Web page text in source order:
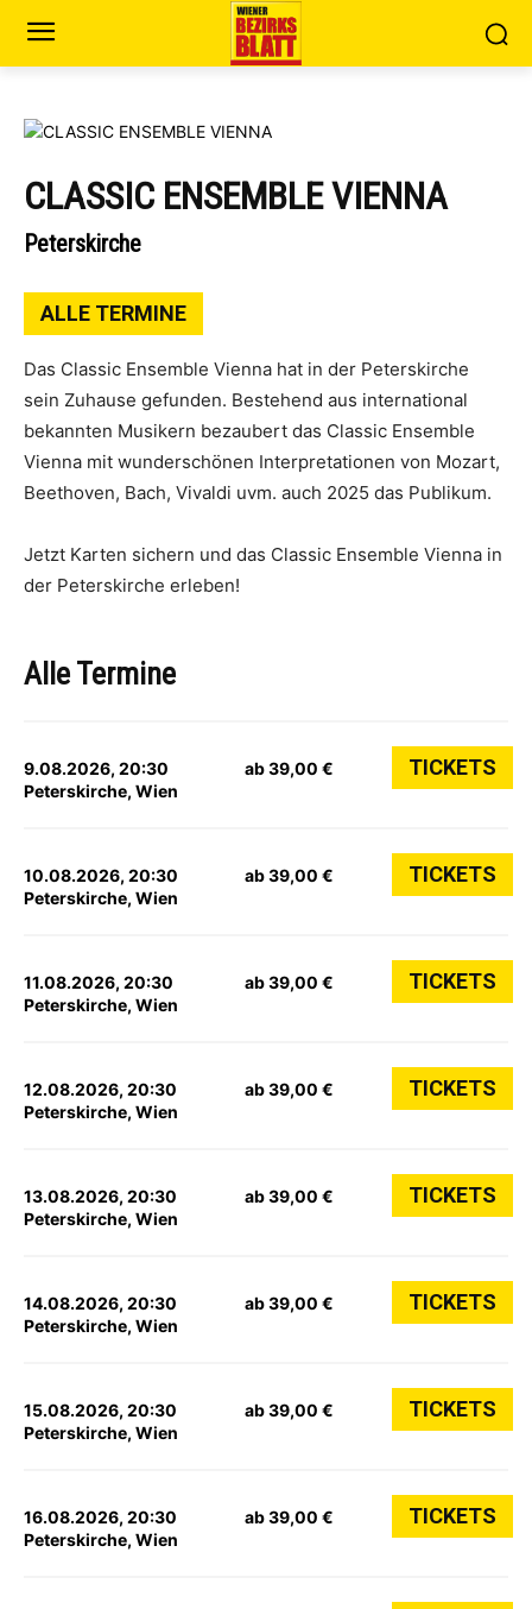
CLASSIC ENSEMBLE VIENNA
Peterskirche
ALLE TERMINE
Das Classic Ensemble Vienna hat in der Peterskirche
sein Zuhause gefunden. Bestehend aus international
bekannten Musikern bezaubert das Classic Ensemble
Vienna mit wunderschönen Interpretationen von Mozart,
Beethoven, Bach, Vivaldi uvm. auch 2025 das Publikum.
Jetzt Karten sichern und das Classic Ensemble Vienna in
der Peterskirche erleben!
Alle Termine
9.08.2026, 20:30
Peterskirche, Wien
ab 39,00 € TICKETS
10.08.2026, 20:30
Peterskirche, Wien
ab 39,00 € TICKETS
11.08.2026, 20:30
Peterskirche, Wien
ab 39,00 € TICKETS
12.08.2026, 20:30
Peterskirche, Wien
ab 39,00 € TICKETS
13.08.2026, 20:30
Peterskirche, Wien
ab 39,00 € TICKETS
14.08.2026, 20:30
Peterskirche, Wien
ab 39,00 € TICKETS
15.08.2026, 20:30
Peterskirche, Wien
ab 39,00 € TICKETS
16.08.2026, 20:30
Peterskirche, Wien
ab 39,00 € TICKETS